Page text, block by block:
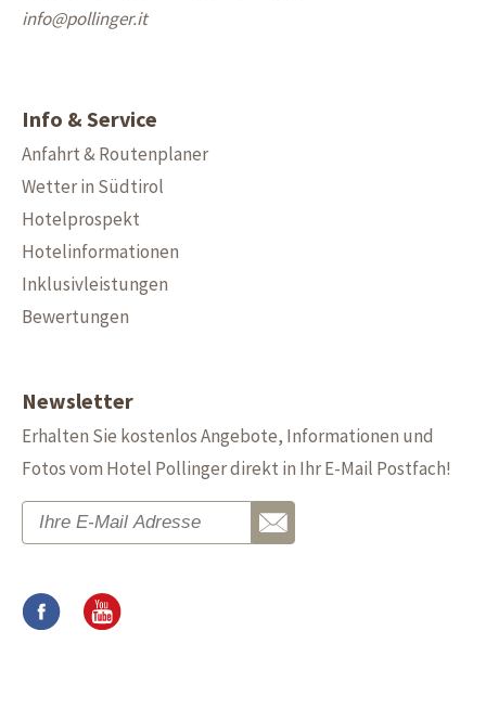
info@pollinger.it
Info & Service
Anfahrt & Routenplaner
Wetter in Südtirol
Hotelprospekt
Hotelinformationen
Inklusivleistungen
Bewertungen
Newsletter
Erhalten Sie kostenlos Angebote, Informationen und
Fotos vom Hotel Pollinger direkt in Ihr E-Mail Postfach!